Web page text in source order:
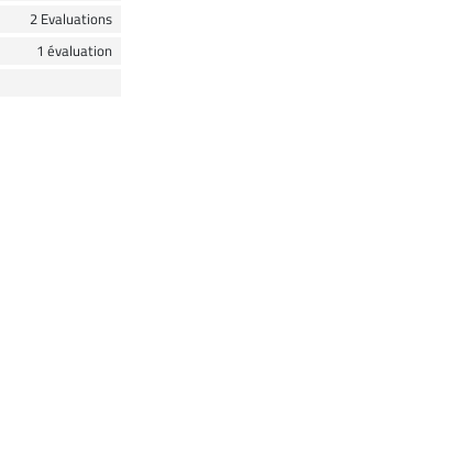
2 Evaluations
1 évaluation